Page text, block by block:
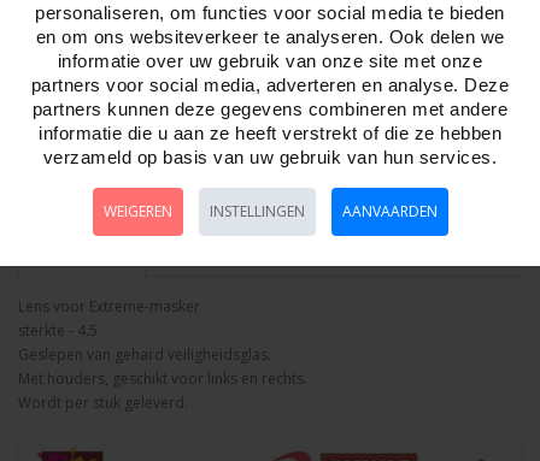
Aantal
Bestellen
Lens voor Extreme-masker
sterkte - 4.5
Geslepen van gehard veiligheidsglas.
Met houders, geschikt voor links en rechts.
Wordt per stuk geleverd.
personaliseren, om functies voor social media te bieden
en om ons websiteverkeer te analyseren. Ook delen we
informatie over uw gebruik van onze site met onze
partners voor social media, adverteren en analyse. Deze
partners kunnen deze gegevens combineren met andere
informatie die u aan ze heeft verstrekt of die ze hebben
verzameld op basis van uw gebruik van hun services.
WEIGEREN INSTELLINGEN AANVAARDEN